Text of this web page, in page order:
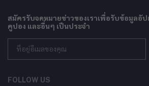
สมัครรับจดหมายข่าวของเราเพื่อรับข้อมูลอัป
คูปอง และอื่นๆ เป็นประจำ
FOLLOW US